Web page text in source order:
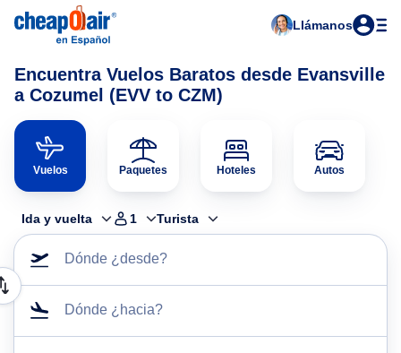
Llámanos
Encuentra Vuelos Baratos desde Evansville
a Cozumel (EVV to CZM)
Vuelos Paquetes Hoteles Autos
Ida y vuelta 1 Turista
Dónde ¿desde?
Dónde ¿hacia?